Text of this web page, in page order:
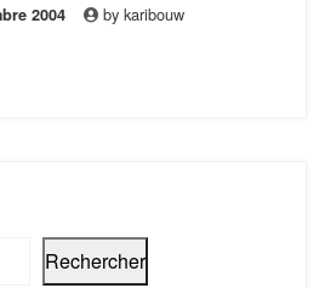
2004 by karibouw
Rechercher